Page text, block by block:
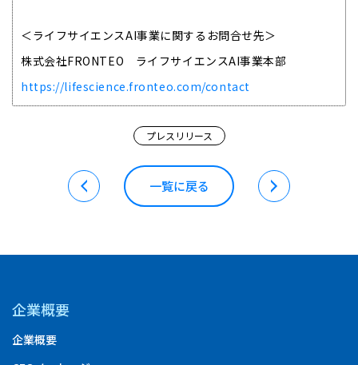
＜ライフサイエンスAI事業に関するお問合せ先＞
株式会社FRONTEO ライフサイエンスAI事業本部
https://lifescience.fronteo.com/contact
プレスリリース
一覧に戻る
企業概要
企業概要